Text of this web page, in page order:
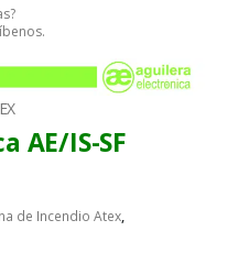
AE/IS-SF
de Incendio Atex,